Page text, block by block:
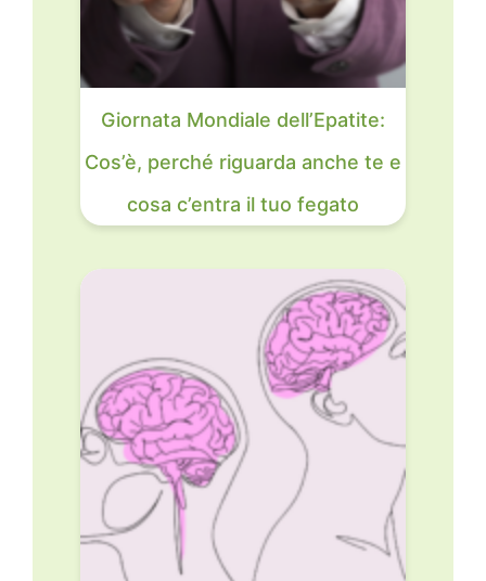
Giornata Mondiale dell’Epatite:
Cos’è, perché riguarda anche te e
cosa c’entra il tuo fegato